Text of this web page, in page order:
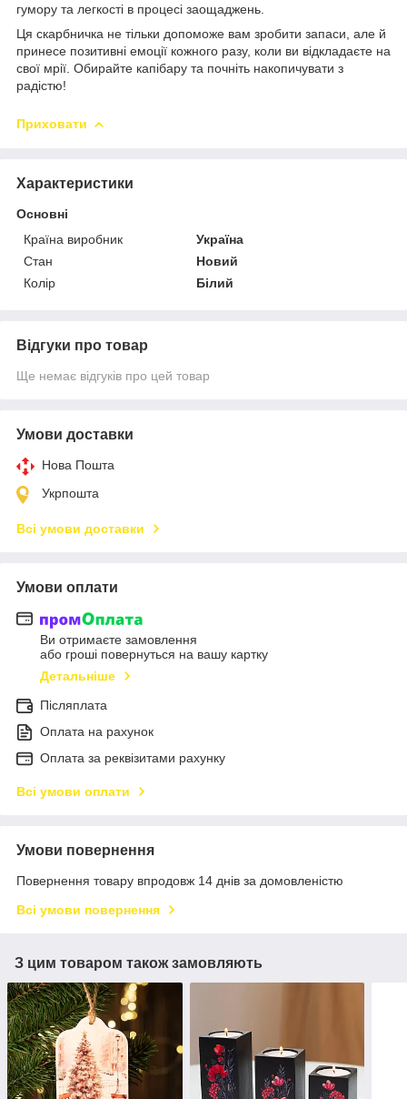
гумору та легкості в процесі заощаджень.
Ця скарбничка не тільки допоможе вам зробити запаси, але й
принесе позитивні емоції кожного разу, коли ви відкладаєте на
свої мрії. Обирайте капібару та почніть накопичувати з
радістю!
Приховати
Характеристики
Основні
Країна виробник
Україна
Стан
Новий
Колір
Білий
Відгуки про товар
Ще немає відгуків про цей товар
Умови доставки
Нова Пошта
Укрпошта
Всі умови доставки
Умови оплати
Ви отримаєте замовлення
або гроші повернуться на вашу картку
Детальніше
Післяплата
Оплата на рахунок
Оплата за реквізитами рахунку
Всі умови оплати
Умови повернення
Повернення товару впродовж 14 днів за домовленістю
Всі умови повернення
З цим товаром також замовляють